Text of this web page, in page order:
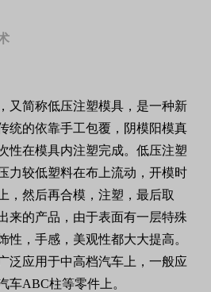
又简称低压注塑模具，是一种新
统的依靠手工包覆，阴模阳模真
性在模具内注塑完成。低压注塑
力较低塑料在布上流动，开模时
，然后再合模，注塑，最后取
来的产品，由于表面有一层特殊
性，手感，美观性都大大提高。
泛应用于中高档汽车上，一般应
车ABC柱等零件上。